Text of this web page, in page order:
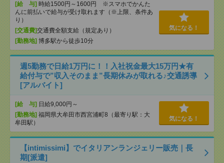
[給 与] 時給1500円～1600円 ※スマホでかんた
んに前払いで給与が受け取れます（※上限、条件あ
り）
[交通費]交通費全額支給（規定あり）
[勤務地] 博多駅から徒歩10分
気になる！
週5勤務で日給1万円に！！入社祝金最大15万円★有
給付与で”収入そのまま”長期休みが取れる♪交通誘導
[アルバイト]
[給 与] 日給9,000円～
[勤務地] 福岡県大牟田市西宮浦町8（最寄り駅：大
牟田駅）
気になる！
【intimissimi】でイタリアンランジェリー販売｜長
期[派遣]